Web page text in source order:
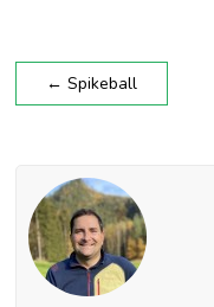
← Spikeball